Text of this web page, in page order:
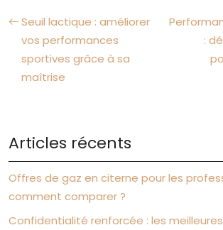
Seuil lactique : améliorer
vos performances
sportives grâce à sa
maîtrise
:
Articles récents
Offres de gaz en citerne pour les
comment comparer ?
Confidentialité renforcée : les